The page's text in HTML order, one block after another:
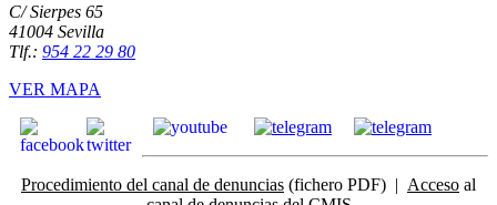
C/ Sierpes 65
41004 Sevilla
Tlf.: 954 22 29 80
VER MAPA
Procedimiento del canal de denuncias (fichero PDF) | Acceso al